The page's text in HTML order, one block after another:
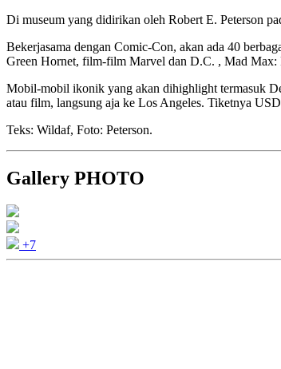
Di museum yang didirikan oleh Robert E. Peterson
Bekerjasama dengan Comic-Con, akan ada 40
Green Hornet, film-film Marvel dan D.C. , Mad Max:
Mobil-mobil ikonik yang akan dihighlight termasuk
atau film, langsung aja ke Los Angeles. Tiketnya
Teks: Wildaf, Foto: Peterson.
Gallery PHOTO
+7